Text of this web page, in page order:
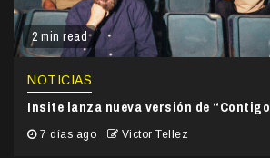
2 min read
NOTICIAS
Insite lanza nueva versión de
7 días ago Victor Tellez